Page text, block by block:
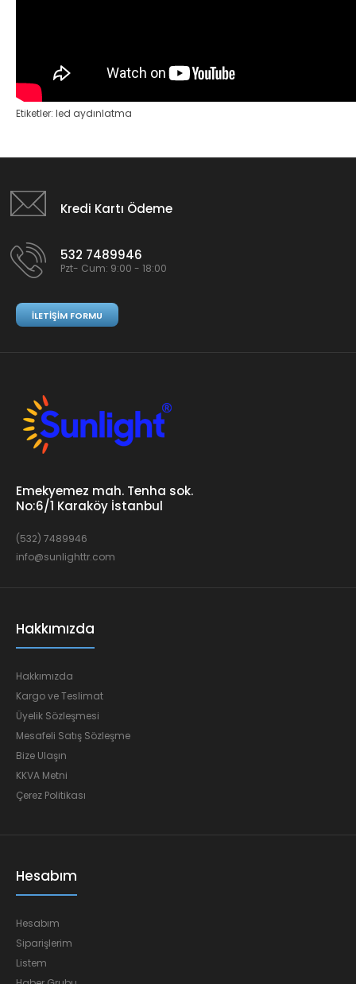
Etiketler: led aydınlatma
Kredi Kartı Ödeme
532 7489946
Pzt- Cum: 9:00 - 18:00
İLETIŞIM FORMU
Emekyemez mah. Tenha sok.
No:6/1 Karaköy İstanbul
(532) 7489946
info@sunlighttr.com
Hakkımızda
Hakkımızda
Kargo ve Teslimat
Üyelik Sözleşmesi
Mesafeli Satış Sözleşme
Bize Ulaşın
KKVA Metni
Çerez Politikası
Hesabım
Hesabım
Siparişlerim
Listem